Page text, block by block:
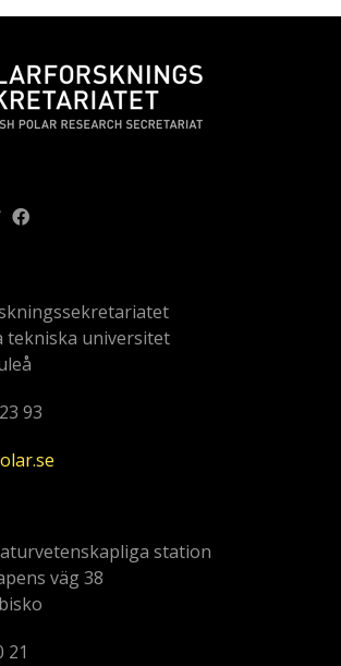
tekniska universitet
93
se
station
väg 38
21